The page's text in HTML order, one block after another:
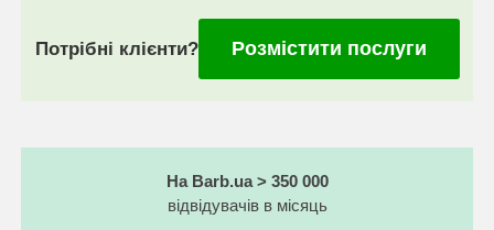
Потрібні клієнти? Розмістити послуги
На Barb.ua > 350 000
відвідувачів в місяць